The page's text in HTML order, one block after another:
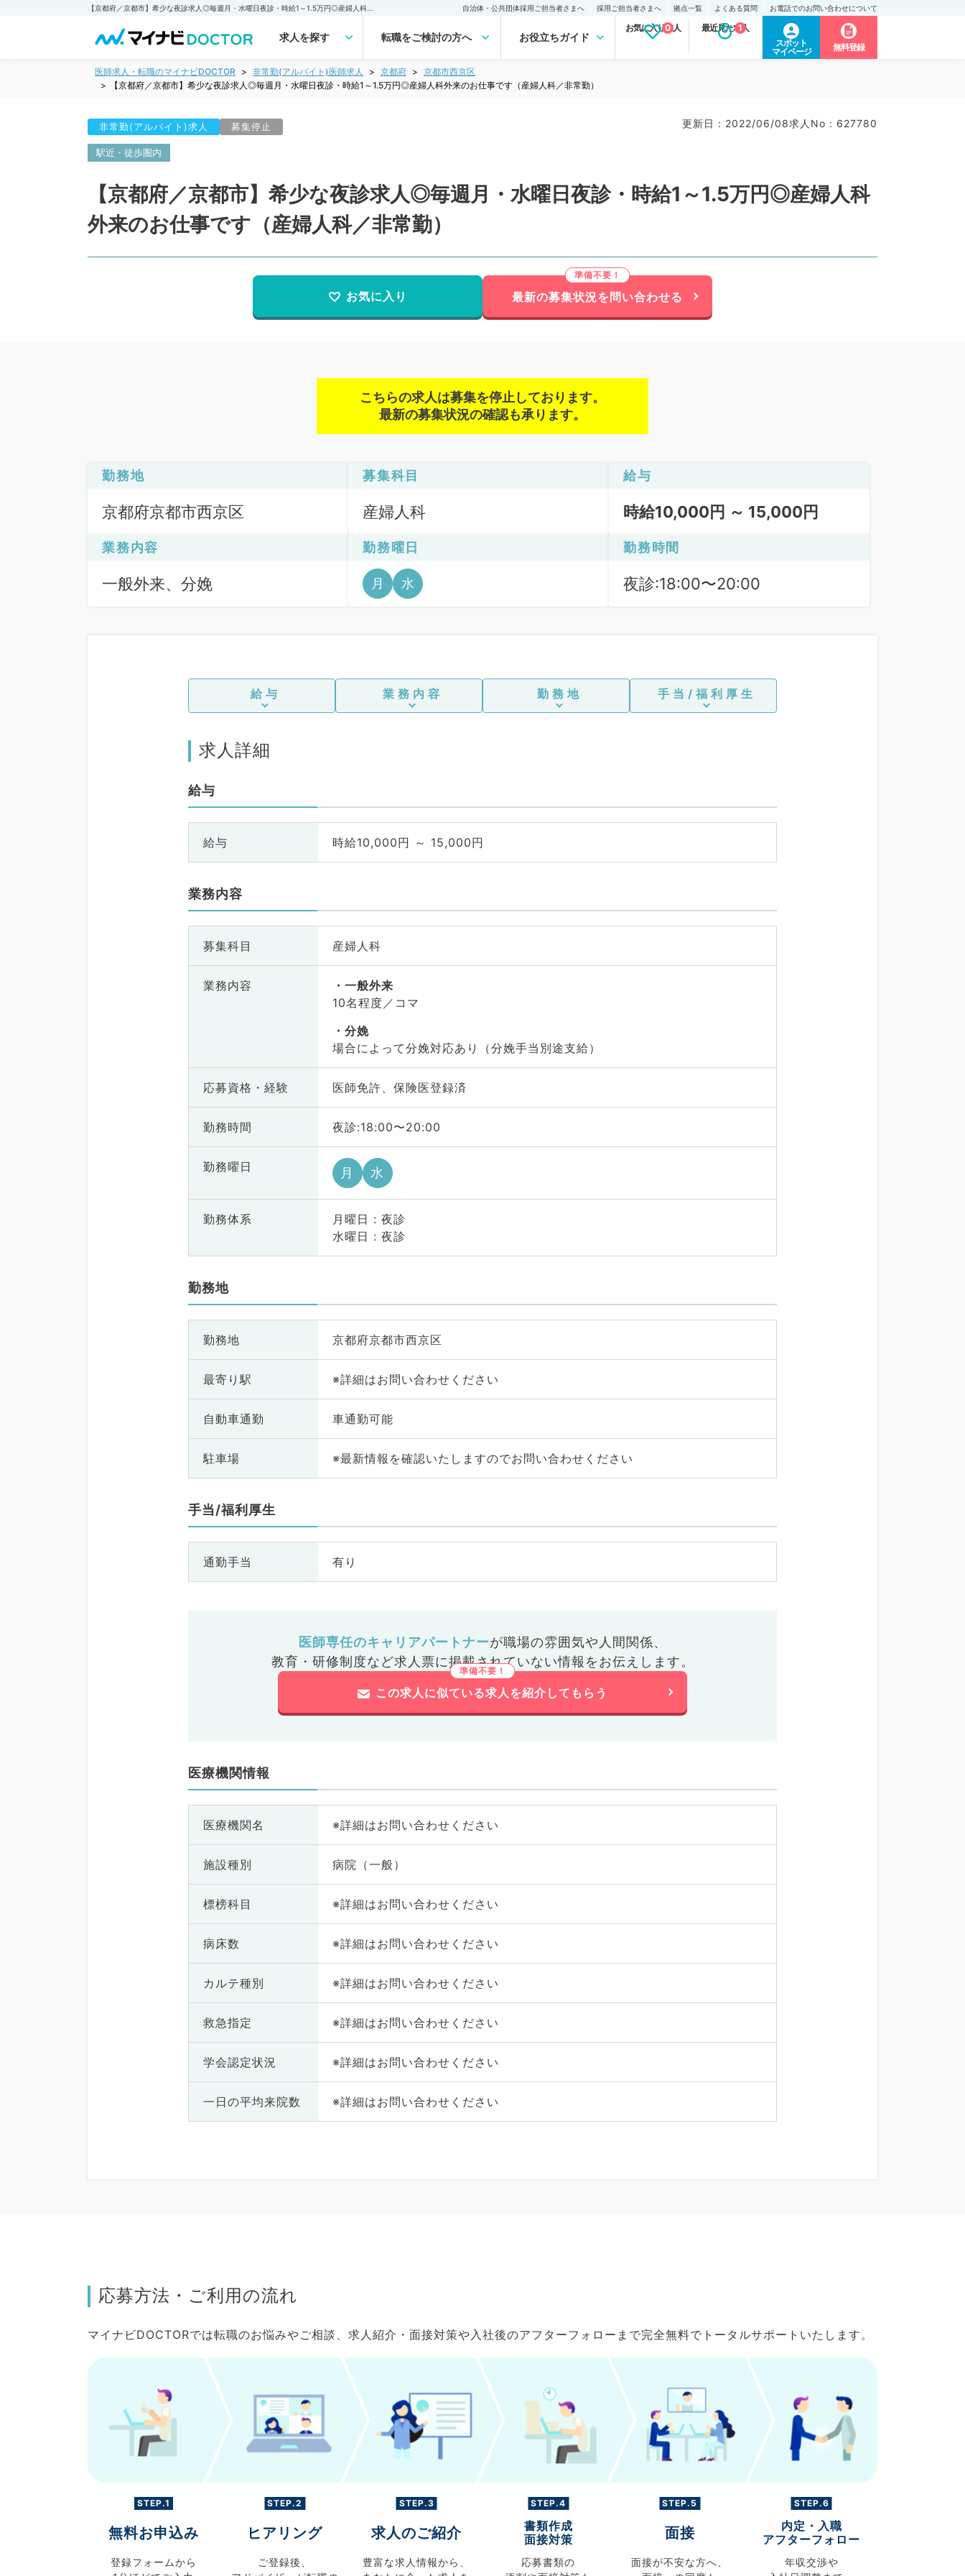
自治体・公共団体採用ご担当者さまへ 採用ご担当者さまへ 拠点一覧 よくある質問 お電話でのお問い合わせについて
求人を探す 転職をご検討の方へ お役立ちガイド
お気に入り求人
0 最近見た求人
1
スポット
マイページ
無料登録
医師求人・転職のマイナビDOCTOR 非常勤(アルバイト)医師求人 京都府
京都市西京区
【京都府／京都市】希少な夜診求人◎毎週月・水曜日夜診・時給1～1.5万円◎産婦人科外来のお仕事です（産婦人科／非常勤）
非常勤(アルバイト)求人 募集停止 更新日 : 2022/06/08求人No : 627780
駅近・徒歩圏内
【京都府／京都市】希少な夜診求人◎毎週月・水曜日夜診・時給1～1.5万円◎産婦人科
外来のお仕事です（産婦人科／非常勤）
お気に入り 最新の募集状況を問い合わせる
こちらの求人は募集を停止しております。
最新の募集状況の確認も承ります。
勤務地
京都府京都市西京区
募集科目
産婦人科
給与
時給10,000円 ～ 15,000円
業務内容
一般外来、分娩
勤務曜日
月 水
勤務時間
夜診:18:00〜20:00
給与 業務内容 勤務地 手当/福利厚生
求人詳細
給与
給与 時給10,000円 ～ 15,000円
業務内容
募集科目 産婦人科
業務内容
一般外来
10名程度／コマ
分娩
場合によって分娩対応あり（分娩手当別途支給）
応募資格・ 経験 医師免許、保険医登録済
勤務時間 夜診:18:00〜20:00
勤務曜日 月 水
勤務体系
月曜日 : 夜診
水曜日 : 夜診
勤務地
勤務地 京都府京都市西京区
最寄り駅 ※詳細はお問い合わせください
自動車通勤 車通勤可能
駐車場 ※最新情報を確認いたしますのでお問い合わせください
手当/福利厚生
通勤手当 有り
医師専任のキャリアパートナーが職場の雰囲気や人間関係、
教育・研修制度など求人票に掲載されていない情報をお伝えします。
この求人に似ている求人を紹介してもらう
医療機関情報
医療機関名 ※詳細はお問い合わせください
施設種別 病院（一般）
標榜科目 ※詳細はお問い合わせください
病床数 ※詳細はお問い合わせください
カルテ種別 ※詳細はお問い合わせください
救急指定 ※詳細はお問い合わせください
学会認定状況 ※詳細はお問い合わせください
一日の平均来院数 ※詳細はお問い合わせください
応募方法・ご利用の流れ
マイナビDOCTORでは転職のお悩みやご相談、求人紹介・面接対策や入社後のアフターフォローまで完全無料でトータルサポートいたします。
STEP.1
無料お申込み
登録フォームから
STEP.2
ヒアリング
ご登録後、
STEP.3
求人のご紹介
豊富な求人情報から、
STEP.4
書類作成
面接対策
応募書類の
STEP.5
面接
面接が不安な方へ、
STEP.6
内定・入職
アフターフォロー
年収交渉や